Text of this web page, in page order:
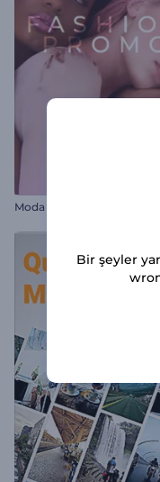
Moda Tanıtımı Açılış
Bir şeyler